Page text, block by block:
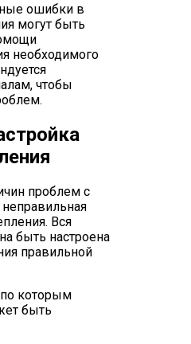
ошибки в
могут быть
необходимого
чтобы
проблем с
Вся
быть настроена
правильной
которым
быть